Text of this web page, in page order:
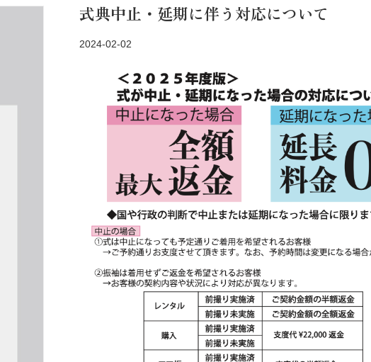
式典中止・延期に伴う対応について
2024-02-02